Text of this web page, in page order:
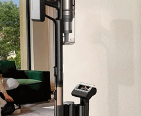
Dreame Z40 AquaCycle